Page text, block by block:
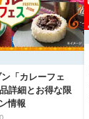
「カレーフェ
詳細とお得な限
情報